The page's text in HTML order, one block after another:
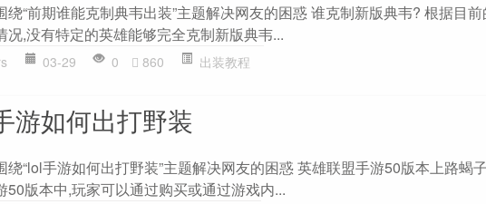
绕“前期谁能克制典韦出装”主题解决网友的困惑 谁克制新版典韦? 根据目
况,没有特定的英雄能够完全克制新版典韦...
03-29 0 860 出装教程
游如何出打野装
绕“lol手游如何出打野装”主题解决网友的困惑 英雄联盟手游50版本上路蝎
50版本中,玩家可以通过购买或通过游戏内...